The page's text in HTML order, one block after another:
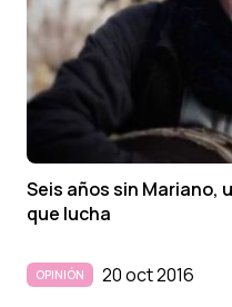
Seis años sin Mariano,
que lucha
OPINIÓN 20 oct 2016